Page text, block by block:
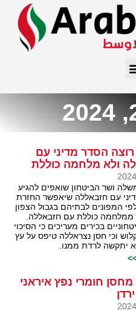
הסדר מדיני עם
ולא מלחמה כוללת
ושר הביטחון שואפים להגיע
עם חזבאללה שיאפשר החזרת
המפונים לבתיהם בגבול הצפון
ממלחמה כוללת עם חזבאללה.
בכירים מעריכים כי הסיכוי
וכי חסן נצראללה טיפס על עץ
יתקשה לרדת ממנו.
חומרי נפץ איראני